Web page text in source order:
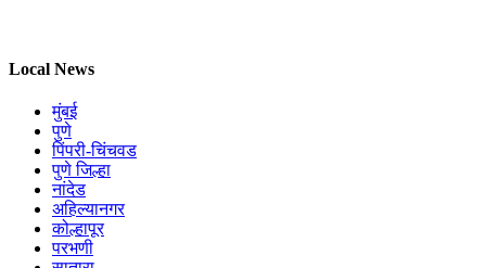
Local News
मुंबई
पुणे
पिंपरी-चिंचवड
पुणे जिल्हा
नांदेड
अहिल्यानगर
कोल्हापूर
परभणी